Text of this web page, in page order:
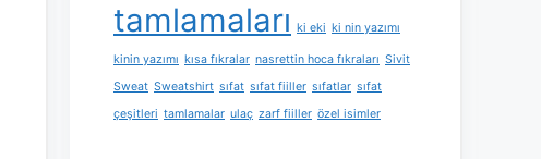
tamlamaları ki eki ki nin yazımı
kinin yazımı kısa fıkralar nasrettin hoca fıkraları Sivit
Sweat Sweatshirt sıfat sıfat fiiller sıfatlar sıfat
çeşitleri tamlamalar ulaç zarf fiiller özel isimler